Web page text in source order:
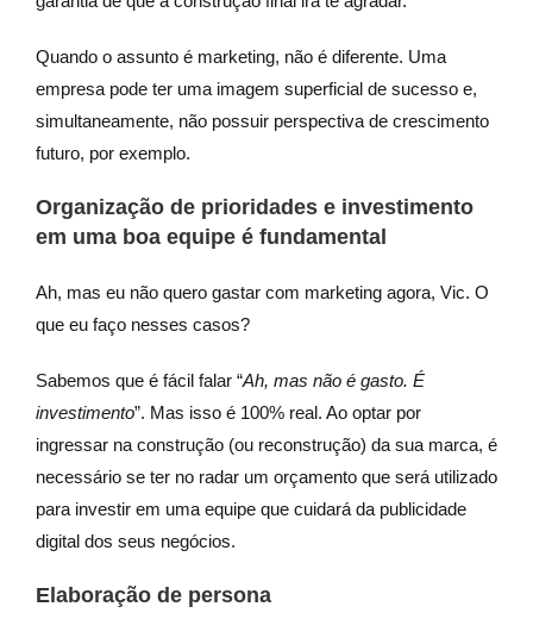
Quando o assunto é marketing, não é diferente. Uma
empresa pode ter uma imagem superficial de sucesso e,
simultaneamente, não possuir perspectiva de crescimento
futuro, por exemplo.
Organização de prioridades e investimento
em uma boa equipe é fundamental
Ah, mas eu não quero gastar com marketing agora, Vic. O
que eu faço nesses casos?
Sabemos que é fácil falar “Ah, mas não é gasto. É
investimento”. Mas isso é 100% real. Ao optar por
ingressar na construção (ou reconstrução) da sua marca, é
necessário se ter no radar um orçamento que será utilizado
para investir em uma equipe que cuidará da publicidade
digital dos seus negócios.
Elaboração de persona